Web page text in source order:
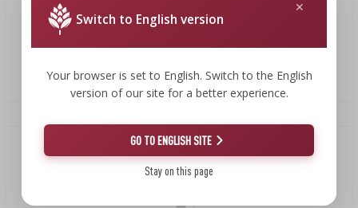
1 599,00 zł
1599,00 PLN/szt.
Switch to English version
Your browser is set to English. Switch to the English
version of our site for a better experience.
GO TO ENGLISH SITE
Stay on this page